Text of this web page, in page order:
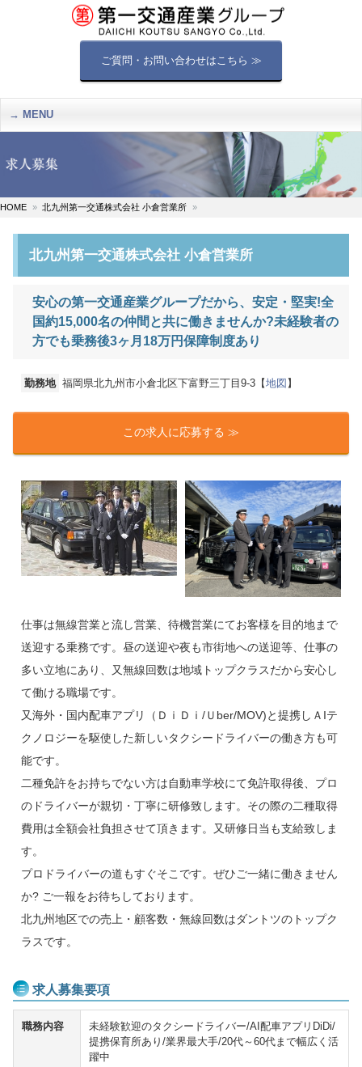
ご質問・お問い合わせはこちら ≫
MENU
HOME 北九州第一交通株式会社 小倉営業所
北九州第一交通株式会社 小倉営業所
安心の第一交通産業グループだから、安定・堅実!全
国約15,000名の仲間と共に働きませんか?未経験者の
方でも乗務後3ヶ月18万円保障制度あり
勤務地 福岡県北九州市小倉北区下富野三丁目9-3【地図】
この求人に応募する ≫
仕事は無線営業と流し営業、待機営業にてお客様を目的地まで
送迎する乗務です。昼の送迎や夜も市街地への送迎等、仕事の
多い立地にあり、又無線回数は地域トップクラスだから安心し
て働ける職場です。
又海外・国内配車アプリ（ＤｉＤｉ/Ｕber/MOV)と提携しＡIテ
クノロジーを駆使した新しいタクシードライバーの働き方も可
能です。
二種免許をお持ちでない方は自動車学校にて免許取得後、プロ
のドライバーが親切・丁寧に研修致します。その際の二種取得
費用は全額会社負担させて頂きます。又研修日当も支給致しま
す。
プロドライバーの道もすぐそこです。ぜひご一緒に働きません
か? ご一報をお待ちしております。
北九州地区での売上・顧客数・無線回数はダントツのトップク
ラスです。
求人募集要項
職務内容
未経験歓迎のタクシードライバー/AI配車アプリDiDi/
提携保育所あり/業界最大手/20代～60代まで幅広く活
躍中